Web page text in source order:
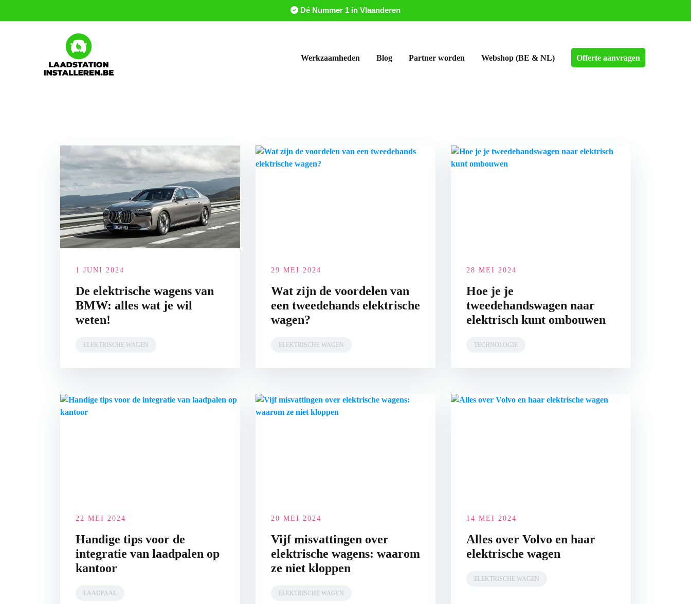
Dé Nummer 1 in Vlaanderen
Werkzaamheden Blog Partner worden Webshop (BE & NL) Offerte aanvragen
1 JUNI 2024
De elektrische wagens van
BMW: alles wat je wil
weten!
ELEKTRISCHE WAGEN
29 MEI 2024
Wat zijn de voordelen van
een tweedehands elektrische
wagen?
ELEKTRISCHE WAGEN
28 MEI 2024
Hoe je je
tweedehandswagen naar
elektrisch kunt ombouwen
TECHNOLOGIE
22 MEI 2024
Handige tips voor de
integratie van laadpalen op
kantoor
LAADPAAL
20 MEI 2024
Vijf misvattingen over
elektrische wagens: waarom
ze niet kloppen
ELEKTRISCHE WAGEN
14 MEI 2024
Alles over Volvo en haar
elektrische wagen
ELEKTRISCHE WAGEN